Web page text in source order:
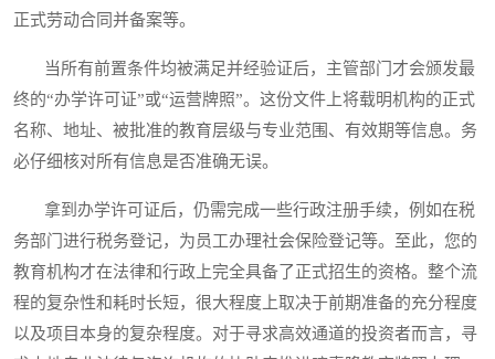
正式劳动合同并备案等。
当所有前置条件均被满足并经验证后，主管部门才会颁发最
终的“办学许可证”或“运营牌照”。这份文件上将载明机构的正式
名称、地址、被批准的教育层级与专业范围、有效期等信息。务
必仔细核对所有信息是否准确无误。
拿到办学许可证后，仍需完成一些行政注册手续，例如在税
务部门进行税务登记，为员工办理社会保险登记等。至此，您的
教育机构才在法律和行政上完全具备了正式招生的资格。整个流
程的复杂性和耗时长短，很大程度上取决于前期准备的充分程度
以及项目本身的复杂程度。对于寻求高效通道的投资者而言，寻